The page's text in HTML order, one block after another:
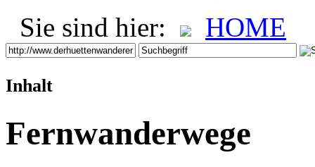
Sie sind hier:
HOME
Inhalt
Fernwanderwege